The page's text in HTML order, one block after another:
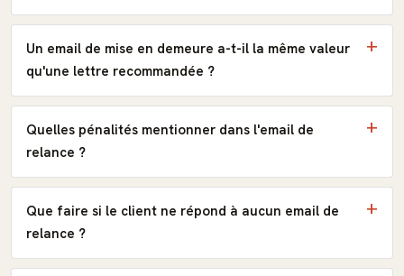
Un email de mise en demeure a-t-il la même valeur
qu'une lettre recommandée ?
Quelles pénalités mentionner dans l'email de
relance ?
Que faire si le client ne répond à aucun email de
relance ?